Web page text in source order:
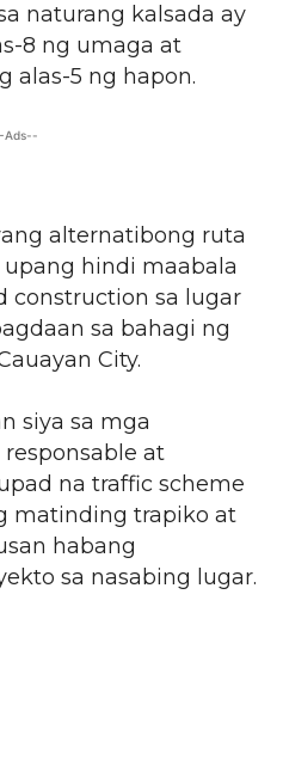
naturang kalsada ay
8 ng umaga at
alas-5 ng hapon.
Ads--
alternatibong ruta
hindi maabala
construction sa lugar
sa bahagi ng
City.
siya sa mga
at
na traffic scheme
matinding trapiko at
habang
sa nasabing lugar.